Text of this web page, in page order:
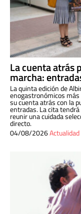
La cuenta atrás
marcha:
La quinta edición de
enogastronómicos más
su cuenta atrás con la
entradas. La cita
reunir una cuidada
directo.
04/08/2026Actualidad